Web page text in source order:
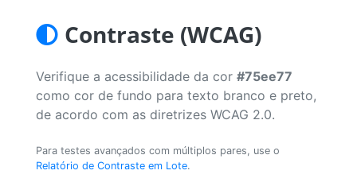
Contraste (WCAG)
Verifique a acessibilidade da cor #75ee77
como cor de fundo para texto branco e preto,
de acordo com as diretrizes WCAG 2.0.
Para testes avançados com múltiplos pares, use o
Relatório de Contraste em Lote.